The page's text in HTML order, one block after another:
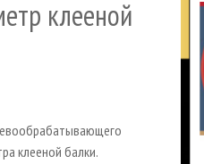
клееной
клееной балки.